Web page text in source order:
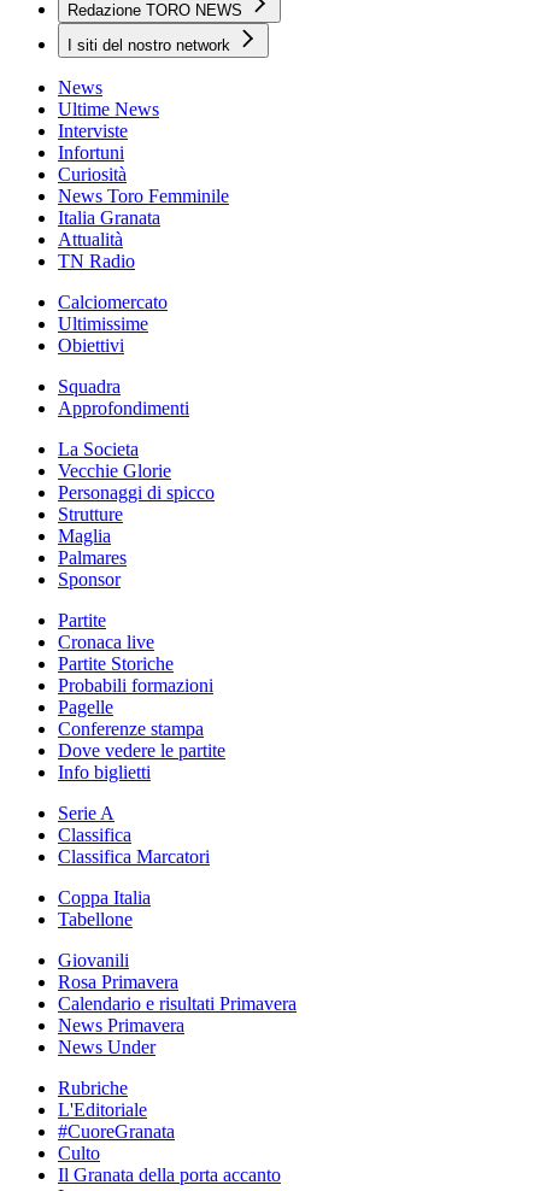
Redazione TORO NEWS
I siti del nostro network
News
Ultime News
Interviste
Infortuni
Curiosità
News Toro Femminile
Italia Granata
Attualità
TN Radio
Calciomercato
Ultimissime
Obiettivi
Squadra
Approfondimenti
La Societa
Vecchie Glorie
Personaggi di spicco
Strutture
Maglia
Palmares
Sponsor
Partite
Cronaca live
Partite Storiche
Probabili formazioni
Pagelle
Conferenze stampa
Dove vedere le partite
Info biglietti
Serie A
Classifica
Classifica Marcatori
Coppa Italia
Tabellone
Giovanili
Rosa Primavera
Calendario e risultati Primavera
News Primavera
News Under
Rubriche
L'Editoriale
#CuoreGranata
Culto
Il Granata della porta accanto